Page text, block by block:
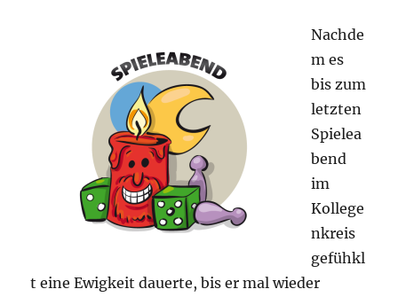
Nachde
m es
bis zum
letzten
Spielea
bend
im
Kollege
nkreis
gefühkl
t eine Ewigkeit dauerte, bis er mal wieder